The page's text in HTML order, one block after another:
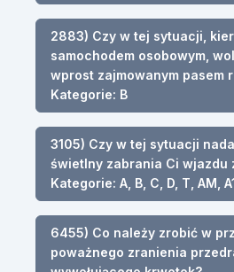
2883) Czy w tej sytuacji,
samochodem osobowym,
wprost zajmowanym pasem
Kategorie: B
3105) Czy w tej sytuacji
świetlny zabrania Ci wjazdu
Kategorie: A, B, C, D, T, AM,
6455) Co należy zrobić w
poważnego zranienia